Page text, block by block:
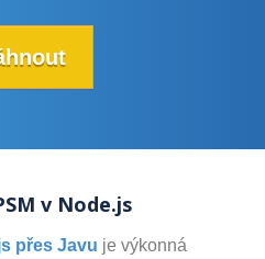
v Node.js
přes Javu je výkonná